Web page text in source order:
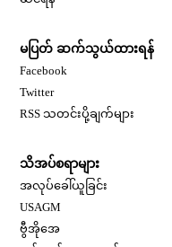
မပြတ် ဆက်သွယ်ထားရန်
Facebook
TwitterOpens in new window
RSS သတင်းပို့ချက်များ
သိအပ်စရာများ
အလုပ်ခေါ်ယူခြင်း
USAGM
ဗွီအိုအေ